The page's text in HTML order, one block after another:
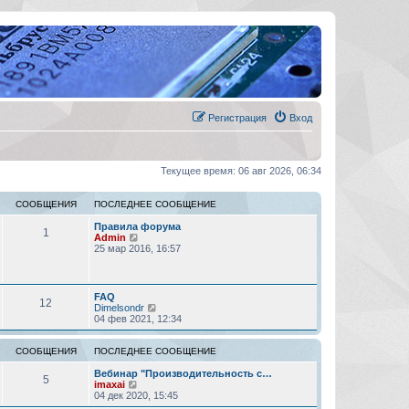
Вход
Регистрация
Текущее время: 06 авг 2026, 06:34
СООБЩЕНИЯ ПОСЛЕДНЕЕ СООБЩЕНИЕ
1
Правила форума
Admin
е
и
к
п
о
с
л
е
н
е
25 мар 2016, 16:57
12
FAQ
Dimelsondr
е
р
е
й
т
и
п
о
04 фев 2021, 12:34
СООБЩЕНИЯ ПОСЛЕДНЕЕ СООБЩЕНИЕ
5
Вебинар "Производительность с…
imaxai
е
р
04 дек 2020, 15:45